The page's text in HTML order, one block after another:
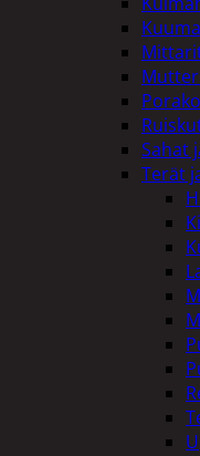
Sahat
Terät